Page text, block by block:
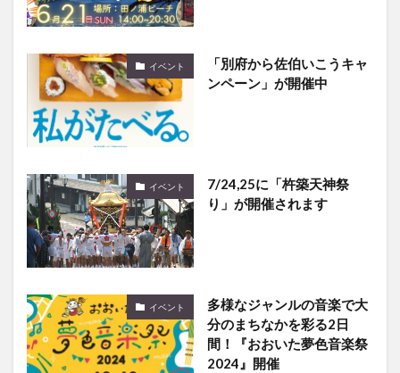
イベント
「別府から佐伯いこうキャ
ンペーン」が開催中
イベント
7/24,25に「杵築天神祭
り」が開催されます
イベント
多様なジャンルの音楽で大
分のまちなかを彩る2日
間！『おおいた夢色音楽祭
2024』開催